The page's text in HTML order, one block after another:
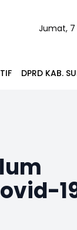
Jumat, 7
DPRD KAB.